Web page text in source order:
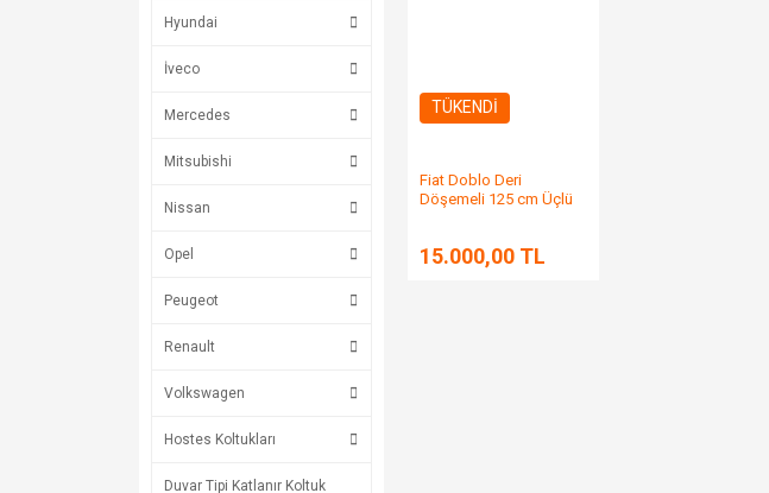
Hyundai
İveco
Mercedes
Mitsubishi
Nissan
Opel
Peugeot
Renault
Volkswagen
Hostes Koltukları
Duvar Tipi Katlanır Koltuk
TÜKENDİ
Fiat Doblo Deri
Döşemeli 125 cm Üçlü
15.000,00 TL